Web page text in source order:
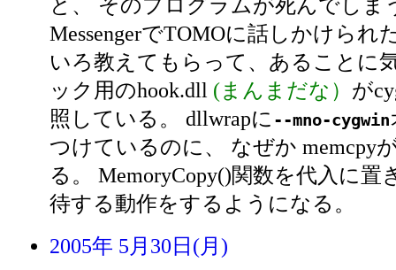
と、 そのプログラムが死んでしま
MessengerでTOMOに話しかけられ
いろ教えてもらって、あることに
ック用のhook.dll (まんまだな） が
照している。 dllwrapに --mno-cygwin
つけているのに、 なぜか memcpy
る。 MemoryCopy()関数を代入に置
待する動作をするようになる。
2005年 5月30日(月)